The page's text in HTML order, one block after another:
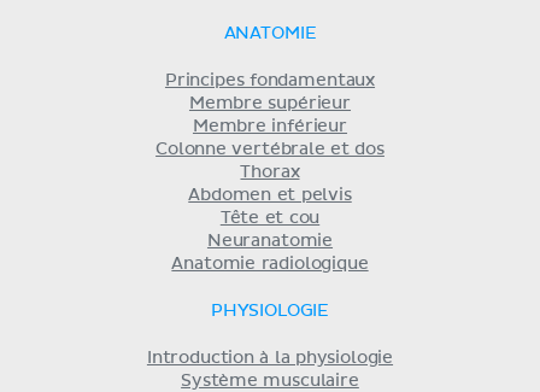
ANATOMIE
Principes fondamentaux
Membre supérieur
Membre inférieur
Colonne vertébrale et dos
Thorax
Abdomen et pelvis
Tête et cou
Neuranatomie
Anatomie radiologique
PHYSIOLOGIE
Introduction à la physiologie
Système musculaire